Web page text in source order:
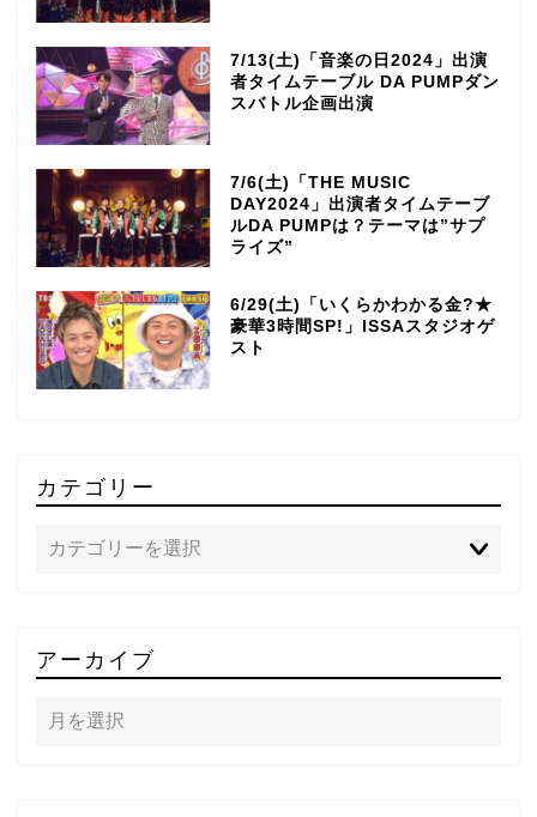
7/13(土)「音楽の日2024」出演
者タイムテーブル DA PUMPダン
スバトル企画出演
7/6(土)「THE MUSIC
DAY2024」出演者タイムテーブ
ルDA PUMPは？テーマは”サプ
ライズ”
6/29(土)「いくらかわかる金?★
豪華3時間SP!」ISSAスタジオゲ
スト
カテゴリー
アーカイブ